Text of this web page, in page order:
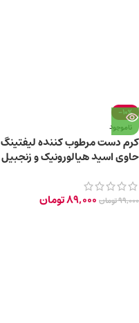
-10%
ناموجود
کرم دست مرطوب کننده لیفتینگ
حاوی اسید هیالورونیک و زنجبیل
99,000تومان 89,000تومان